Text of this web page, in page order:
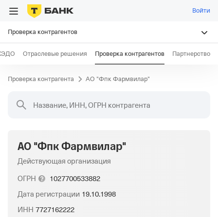
Войти
Проверка контрагентов
Отраслевые решения Проверка контрагентов Партнерство
Проверка контрагента АО "Фпк Фармвилар"
Название, ИНН, ОГРН контрагента
АО "Фпк Фармвилар"
Действующая организация
ОГРН
1027700533882
Дата регистрации 19.10.1998
ИНН 7727162222